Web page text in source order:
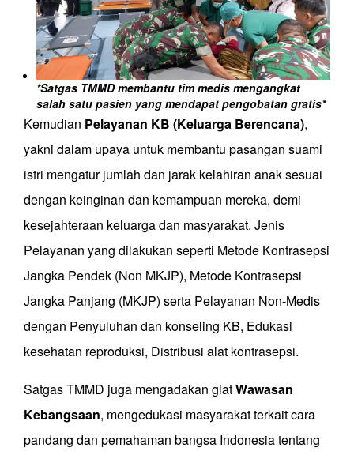
*Satgas TMMD membantu tim medis mengangkat
salah satu pasien yang mendapat pengobatan gratis*
Kemudian Pelayanan KB (Keluarga Berencana),
yakni dalam upaya untuk membantu pasangan suami
istri mengatur jumlah dan jarak kelahiran anak sesuai
dengan keinginan dan kemampuan mereka, demi
kesejahteraan keluarga dan masyarakat. Jenis
Pelayanan yang dilakukan seperti Metode Kontrasepsi
Jangka Pendek (Non MKJP), Metode Kontrasepsi
Jangka Panjang (MKJP) serta Pelayanan Non-Medis
dengan Penyuluhan dan konseling KB, Edukasi
kesehatan reproduksi, Distribusi alat kontrasepsi.
Satgas TMMD juga mengadakan giatWawasan
Kebangsaan, mengedukasi masyarakat terkaitcara
pandang dan pemahaman bangsa Indonesia tentang